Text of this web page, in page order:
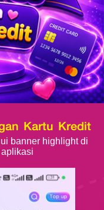
Kartu Kredit
banner highlight di